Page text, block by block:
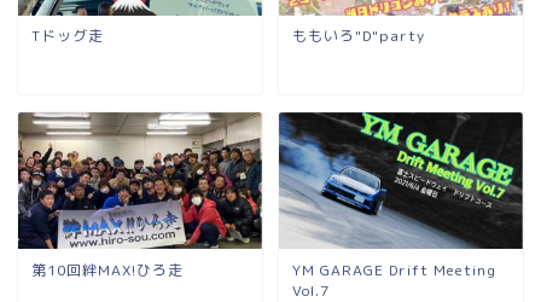
Tドッグ走 ももいろ"D"party
第10回絆MAX!ひろ走
YM GARAGE Drift Meeting
Vol.7